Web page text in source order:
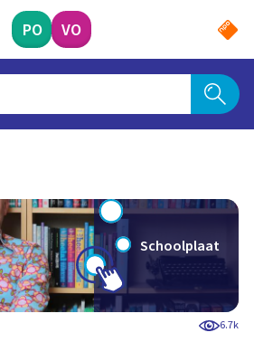
PO VO
Schoolplaat
6.7k